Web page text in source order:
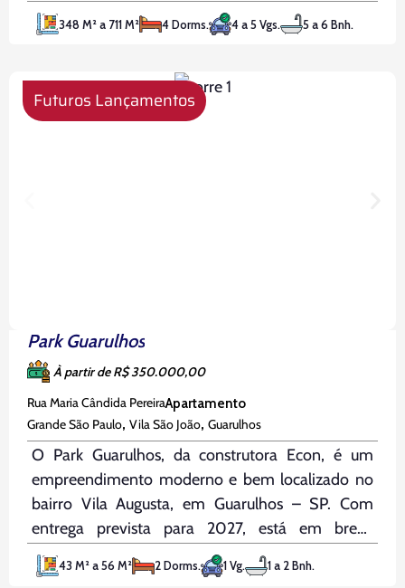
2029, oferece apartamentos de 348 m² a 411,50
m², todos com 4 suítes e 4 vagas de garagem.
348 M² a 711 M² 4 Dorms. 4 a 5 Vgs. 5 a 6 Bnh.
Park Guarulhos
À partir de R$ 350.000,00
Rua Maria Cândida PereiraApartamento
Grande São Paulo, Vila São João, Guarulhos
O Park Guarulhos, da construtora Econ, é um
empreendimento moderno e bem localizado no
bairro Vila Augusta, em Guarulhos – SP. Com
entrega prevista para 2027, está em breve
lançamento e oferece qualidade de vida, conforto
e praticidade. A localização é um de seus grandes
Futuros Lançamentos
43 M² a 56 M² 2 Dorms. 1 Vg. 1 a 2 Bnh.